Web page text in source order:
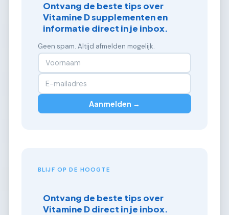
Ontvang de beste tips over
Vitamine D supplementen en
informatie direct in je inbox.
Geen spam. Altijd afmelden mogelijk.
Aanmelden →
BLIJF OP DE HOOGTE
Ontvang de beste tips over
Vitamine D direct in je inbox.